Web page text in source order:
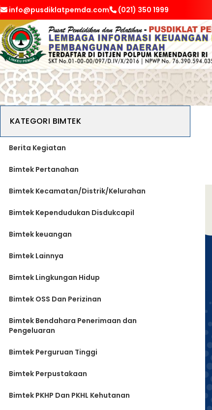
info@pusdiklatpemda.com (021) 350 1999
KATEGORI BIMTEK
Berita Kegiatan
Bimtek Pertanahan
Bimtek Kecamatan/Distrik/Kelurahan
Bimtek Kependudukan Disdukcapil
Bimtek keuangan
Bimtek Lainnya
Bimtek Lingkungan Hidup
Bimtek OSS Dan Perizinan
Bimtek Bendahara Penerimaan dan
Pengeluaran
Bimtek Perguruan Tinggi
Bimtek Perpustakaan
Bimtek PKHP Dan PKHL Kehutanan